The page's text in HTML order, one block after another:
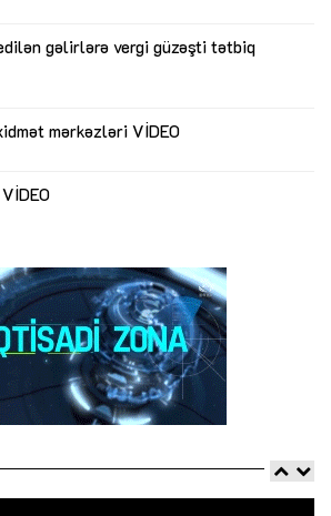
gəlirlərə vergi güzəşti tətbiq
mərkəzləri VİDEO
VİDEO